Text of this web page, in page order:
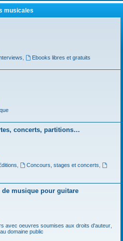
musicales
Ebooks libres et gratuits
concerts, partitions…
Concours, stages et concerts
musique pour guitare
avec oeuvres soumises aux droits d'auteur,
domaine public